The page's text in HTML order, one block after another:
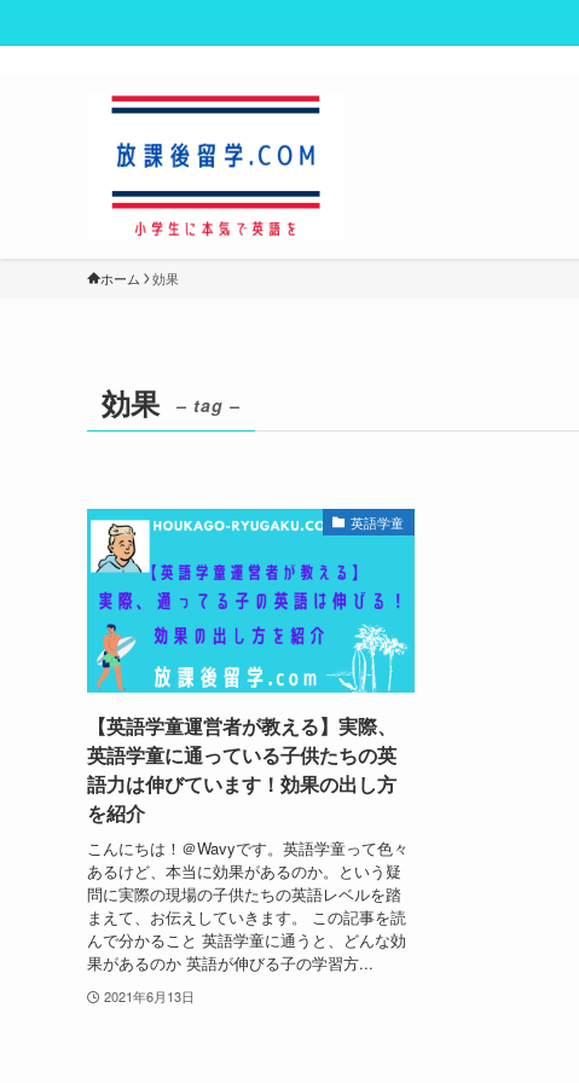
ホーム 効果
効果 – tag –
英語学童
【英語学童運営者が教える】実際、
英語学童に通っている子供たちの英
語力は伸びています！効果の出し方
を紹介
こんにちは！＠Wavyです。英語学童って色々
あるけど、本当に効果があるのか。という疑
問に実際の現場の子供たちの英語レベルを踏
まえて、お伝えしていきます。 この記事を読
んで分かること 英語学童に通うと、どんな効
果があるのか 英語が伸びる子の学習方...
2021年6月13日